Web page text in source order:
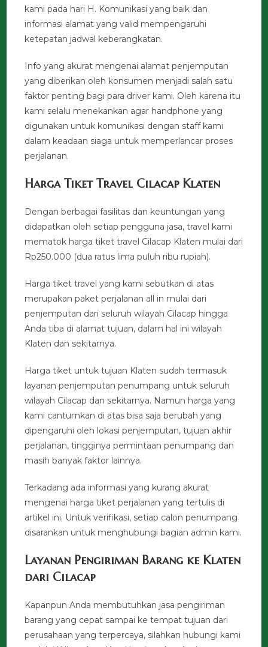
kami pada hari H. Komunikasi yang baik dan
informasi alamat yang valid mempengaruhi
ketepatan jadwal keberangkatan.
Info yang akurat mengenai alamat penjemputan
yang diberikan oleh konsumen menjadi salah satu
faktor penting bagi para driver kami. Oleh karena itu
kami selalu menekankan agar handphone yang
digunakan untuk komunikasi dengan staff kami
dalam keadaan siaga untuk memperlancar proses
perjalanan.
Harga Tiket Travel Cilacap Klaten
Dengan berbagai fasilitas dan keuntungan yang
didapatkan oleh setiap pengguna jasa, travel kami
mematok harga tiket travel Cilacap Klaten mulai dari
Rp250.000 (dua ratus lima puluh ribu rupiah).
Harga tiket travel yang kami sebutkan di atas
merupakan paket perjalanan all in mulai dari
penjemputan dari seluruh wilayah Cilacap hingga
Anda tiba di alamat tujuan, dalam hal ini wilayah
Klaten dan sekitarnya.
Harga tiket untuk tujuan Klaten sudah termasuk
layanan penjemputan penumpang untuk seluruh
wilayah Cilacap dan sekitarnya. Namun harga yang
kami cantumkan di atas bisa saja berubah yang
dipengaruhi oleh lokasi penjemputan, tujuan akhir
perjalanan, tingginya permintaan penumpang dan
masih banyak faktor lainnya.
Terkadang ada informasi yang kurang akurat
mengenai harga tiket perjalanan yang tertulis di
artikel ini. Untuk verifikasi, setiap calon penumpang
disarankan untuk menghubungi bagian admin kami.
Layanan Pengiriman Barang ke Klaten
dari Cilacap
Kapanpun Anda membutuhkan jasa pengiriman
barang yang cepat sampai ke tempat tujuan dari
perusahaan yang terpercaya, silahkan hubungi kami